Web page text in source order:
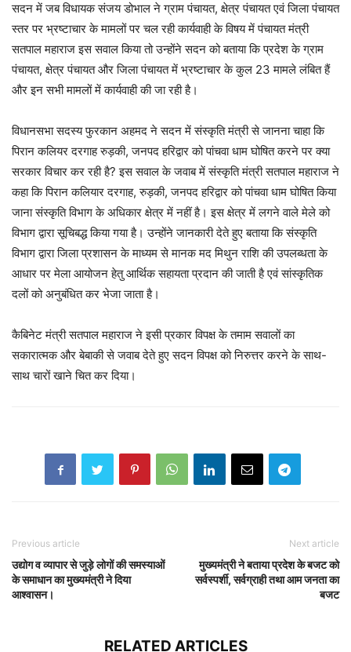
सदन में जब विधायक संजय डोभाल ने ग्राम पंचायत, क्षेत्र पंचायत एवं जिला पंचायत
स्तर पर भ्रष्टाचार के मामलों पर चल रही कार्यवाही के विषय में पंचायत मंत्री
सतपाल महाराज इस सवाल किया तो उन्होंने सदन को बताया कि प्रदेश के ग्राम
पंचायत, क्षेत्र पंचायत और जिला पंचायत में भ्रष्टाचार के कुल 23 मामले लंबित हैं
और इन सभी मामलों में कार्यवाही की जा रही है।
विधानसभा सदस्य फुरकान अहमद ने सदन में संस्कृति मंत्री से जानना चाहा कि
पिरान कलियर दरगाह रुड़की, जनपद हरिद्वार को पांचवा धाम घोषित करने पर क्या
सरकार विचार कर रही है? इस सवाल के जवाब में संस्कृति मंत्री सतपाल महाराज ने
कहा कि पिरान कलियार दरगाह, रुड़की, जनपद हरिद्वार को पांचवा धाम घोषित किया
जाना संस्कृति विभाग के अधिकार क्षेत्र में नहीं है। इस क्षेत्र में लगने वाले मेले को
विभाग द्वारा सूचिबद्ध किया गया है। उन्होंने जानकारी देते हुए बताया कि संस्कृति
विभाग द्वारा जिला प्रशासन के माध्यम से मानक मद मिथुन राशि की उपलब्धता के
आधार पर मेला आयोजन हेतु आर्थिक सहायता प्रदान की जाती है एवं सांस्कृतिक
दलों को अनुबंधित कर भेजा जाता है।
कैबिनेट मंत्री सतपाल महाराज ने इसी प्रकार विपक्ष के तमाम सवालों का
सकारात्मक और बेबाकी से जवाब देते हुए सदन विपक्ष को निरुत्तर करने के साथ-
साथ चारों खाने चित कर दिया।
Previous article
उद्योग व व्यापार से जुड़े लोगों की समस्याओं
के समाधान का मुख्यमंत्री ने दिया
आश्वासन।
Next article
मुख्यमंत्री ने बताया प्रदेश के बजट को
सर्वस्पर्शी, सर्वग्राही तथा आम जनता का
बजट
RELATED ARTICLES